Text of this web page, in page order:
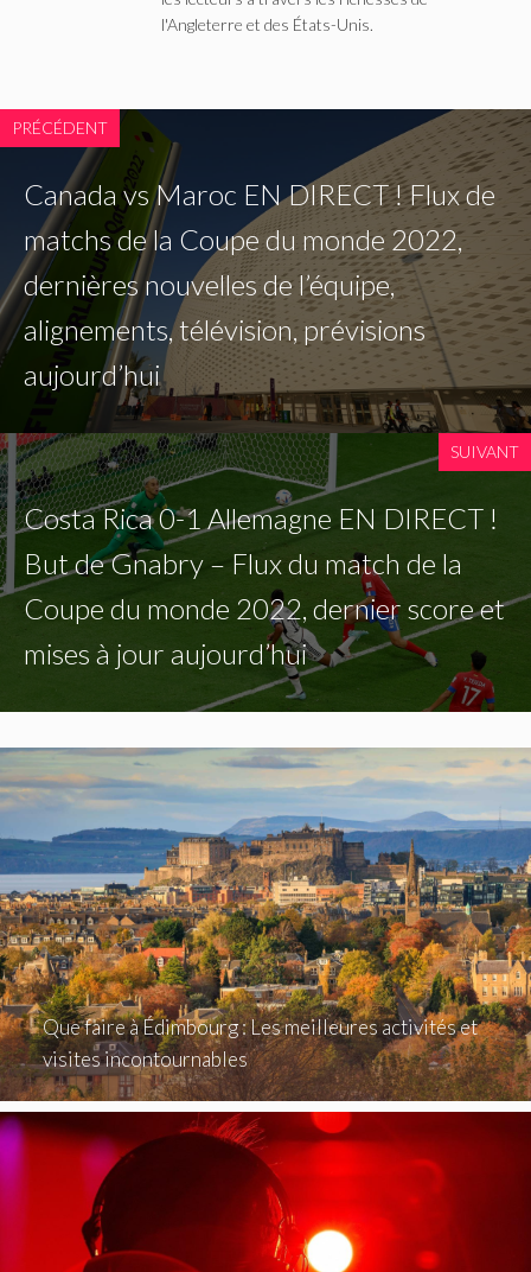
l'Angleterre et des États-Unis.
PRÉCÉDENT
Canada vs Maroc EN DIRECT ! Flux de
matchs de la Coupe du monde 2022,
dernières nouvelles de l’équipe,
alignements, télévision, prévisions
aujourd’hui
SUIVANT
Costa Rica 0-1 Allemagne EN DIRECT !
But de Gnabry – Flux du match de la
Coupe du monde 2022, dernier score et
mises à jour aujourd’hui
Que faire à Édimbourg : Les meilleures activités et
visites incontournables